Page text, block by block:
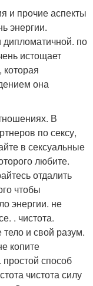
и прочие аспекты
энергии.
дипломатичной. по
истощает
она
В
по сексу,
в сексуальные
любите.
отдалить
чтобы
энергии. не
. чистота.
и свой разум.
копите
способ
чистота силу